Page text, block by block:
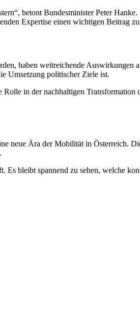
betont Bundesminister Peter Hanke.
Expertise einen wichtigen Beitrag
haben weitreichende Auswirkungen
Umsetzung politischer Ziele ist.
in der nachhaltigen Transformation
neue Ära der Mobilität in Österreich.
Es bleibt spannend zu sehen, welche